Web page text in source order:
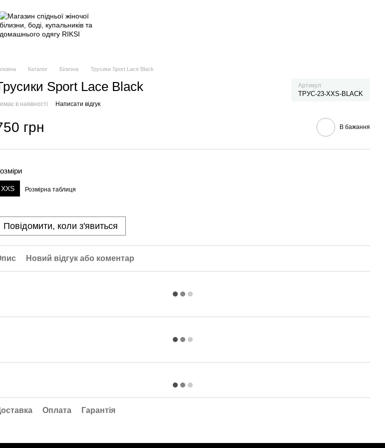
Каталог Білизна Трусики Sport Lace Black
Sport Lace Black Артикул
ТРУС-23-XXS-BLACK
в наявності Написати відгук
грн В бажання
XXS Розмірна таблиця
Повідомити, коли з'явиться
Новий відгук або коментар
Оплата Гарантія